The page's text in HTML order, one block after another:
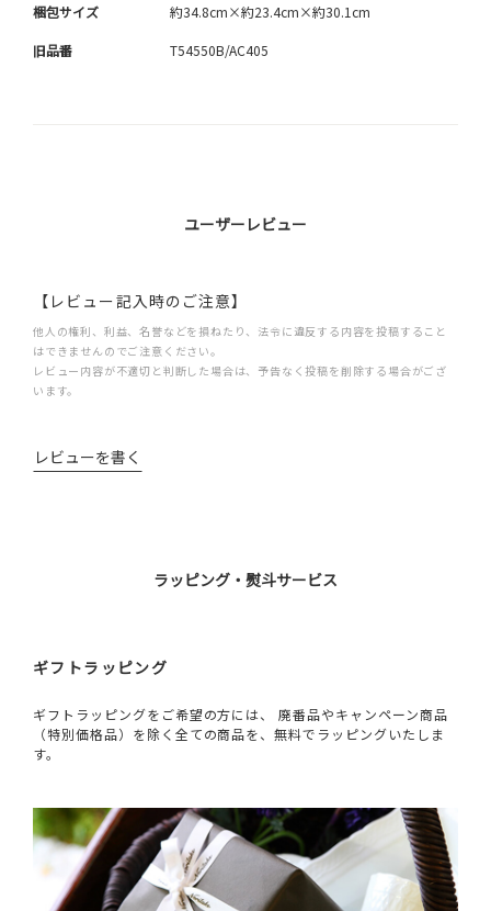
梱包サイズ 約34.8cm×約23.4cm×約30.1cm
旧品番 T54550B/AC405
ユーザーレビュー
【レビュー記入時のご注意】
他人の権利、利益、名誉などを損ねたり、法令に違反する内容を投稿すること
はできませんのでご注意ください。
レビュー内容が不適切と判断した場合は、予告なく投稿を削除する場合がござ
います。
レビューを書く
ラッピング・熨斗サービス
ギフトラッピング
ギフトラッピングをご希望の方には、 廃番品やキャンペーン商品
（特別価格品）を除く全ての商品を、無料でラッピングいたしま
す。